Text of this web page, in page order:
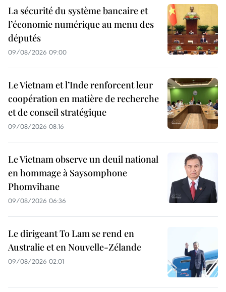
La sécurité du système bancaire et
l’économie numérique au menu des
députés
09/08/2026 09:00
Le Vietnam et l’Inde renforcent leur
coopération en matière de recherche
et de conseil stratégique
09/08/2026 08:16
Le Vietnam observe un deuil national
en hommage à Saysomphone
Phomvihane
09/08/2026 06:36
Le dirigeant To Lam se rend en
Australie et en Nouvelle-Zélande
09/08/2026 02:01